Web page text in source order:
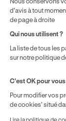
d'avis à tout
de page à droite
Qui nous utilisent ?
La liste de tous les
sur notre politique
C'est OK pour vous
Pour modifier vos
de cookies' situé
Lire la politique de